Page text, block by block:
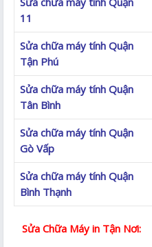
11
Sửa chữa máy tính Quận
Tận Phú
Sửa chữa máy tính Quận
Tân Bình
Sửa chữa máy tính Quận
Gò Vấp
Sửa chữa máy tính Quận
Bình Thạnh
Sửa Chữa Máy in Tận Nơi: